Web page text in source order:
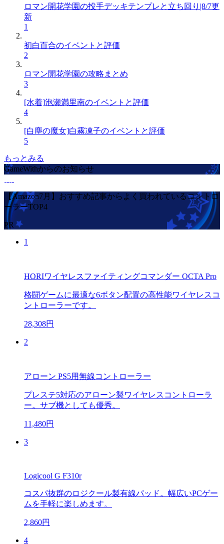
ロマン開花学園の投手デッキテンプレと立ち回り|8/7更
新
1
初白百合のイベントと評価
2
ロマン開花学園の攻略まとめ
3
[水着]泡瀬満里南のイベントと評価
4
[白塵の魔女]白霧凍子のイベントと評価
5
もっとみる
GameWithからのお知らせ
【Amazon7月】おすすめ記事からよく買われているコントロ
ーラーTOP4
PR
1
HORIワイヤレスファイティングコマンダー OCTA Pro
格闘ゲームに最適な6ボタン配置の高性能ワイヤレスコ
ントローラーです。
28,308円
2
アローン PS5用無線コントローラー
プレステ5対応のアローン製ワイヤレスコントローラ
ー。サブ機としても優秀。
11,480円
3
Logicool G F310r
コスパ抜群のロジクール製有線パッド。幅広いPCゲー
ムを手軽に楽しめます。
2,860円
4